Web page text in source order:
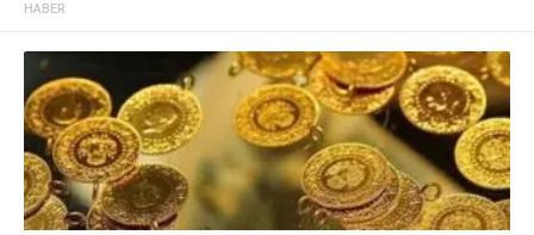
HABER